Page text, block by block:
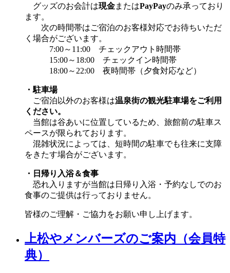
グッズのお会計は現金またはPayPayのみ承っており
ます。
次の時間帯はご宿泊のお客様対応でお待ちいただ
く場合がございます。
7:00～11:00 チェックアウト時間帯
15:00～18:00 チェックイン時間帯
18:00～22:00 夜時間帯（夕食対応など）
・駐車場
ご宿泊以外のお客様は温泉街の観光駐車場をご利用
ください。
当館は谷あいに位置しているため、旅館前の駐車ス
ペースが限られております。
混雑状況によっては、短時間の駐車でも往来に支障
をきたす場合がございます。
・日帰り入浴＆食事
恐れ入りますが当館は日帰り入浴・予約なしでのお
食事のご提供は行っておりません。
皆様のご理解・ご協力をお願い申し上げます。
上松やメンバーズのご案内（会員特
典）